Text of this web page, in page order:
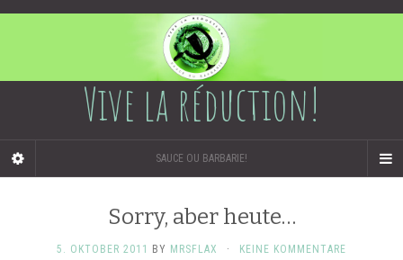
Vive la réduction!
SAUCE OU BARBARIE!
Sorry, aber heute…
5. OKTOBER 2011 BY MRSFLAX · KEINE KOMMENTARE